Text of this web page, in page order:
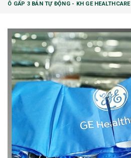
Ô GẤP 3 BÁN TỰ ĐỘNG - KH GE HEALTHCARE